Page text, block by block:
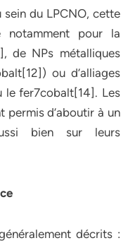
du LPCNO, cette
notamment pour la
de NPs métalliques
ou d’alliages
le fer7cobalt[14]. Les
permis d’aboutir à un
bien sur leurs
décrits :